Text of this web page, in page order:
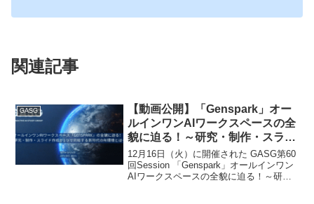
関連記事
GASG
【動画公開】「Genspark」オー
ルインワンAIワークスペースの全
貌に迫る！～研究・制作・スライ
ド作成が1つで完結する新時代の
AI環境とは～
12月16日（火）に開催された GASG第60
回Session 「Genspark」オールインワン
AIワークスペースの全貌に迫る！～研